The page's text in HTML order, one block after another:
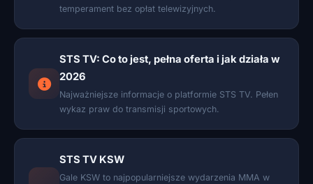
temperament bez opłat telewizyjnych.
STS TV: Co to jest, pełna oferta i jak działa w
2026
Najważniejsze informacje o platformie STS TV. Pełen
wykaz praw do transmisji sportowych.
STS TV KSW
Gale KSW to najpopularniejsze wydarzenia MMA w